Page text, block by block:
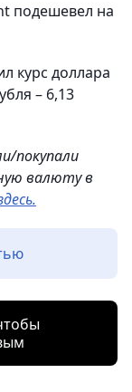
подешевел на
курс доллара
– 6,13
покупали
валюту в